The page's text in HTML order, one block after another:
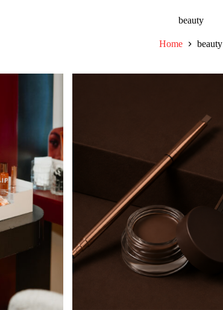
beauty
Home beauty